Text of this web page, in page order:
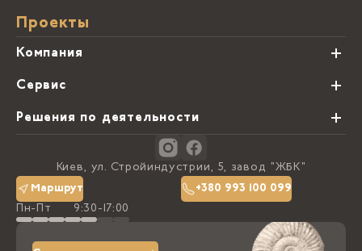
Проекты
Компания
О нас
Блог
Политика конфиденциальности
Доставка та оплата
Сервис
Виды обработки камня
Решения по деятельности
Киев, ул. Стройиндустрии, 5, завод "ЖБК"
Маршрут
+380 993 100 099
Пн-Пт
9:30-17:00